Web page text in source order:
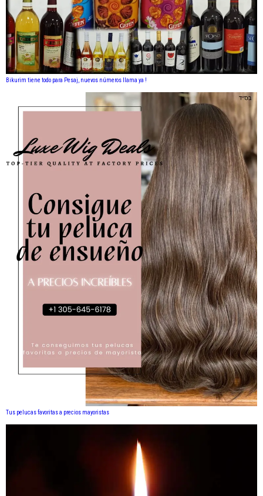
Bikurim tiene todo para Pesaj, nuevos números llama ya !
Tus pelucas favoritas a precios mayoristas